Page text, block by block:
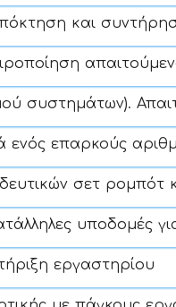
και
συστημάτων).
ενός επαρκούς
σετ ρομπότ
υποδομές
εργαστηρίου